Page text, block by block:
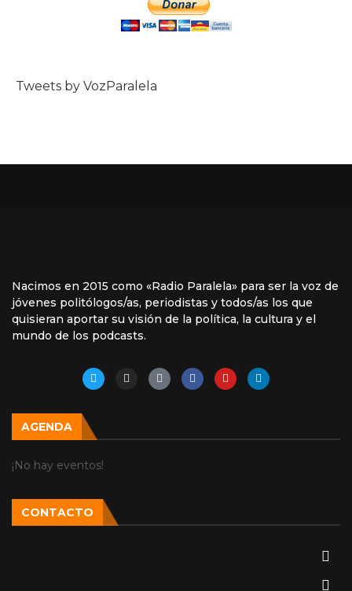
Tweets by VozParalela
Nacimos en 2015 como «Radio Paralela» para ser la voz de
jóvenes politólogos/as, periodistas y todos/as los que
quisieran aportar su visión de la política, la cultura y el
mundo de los podcasts.
AGENDA
¡No hay eventos!
CONTACTO